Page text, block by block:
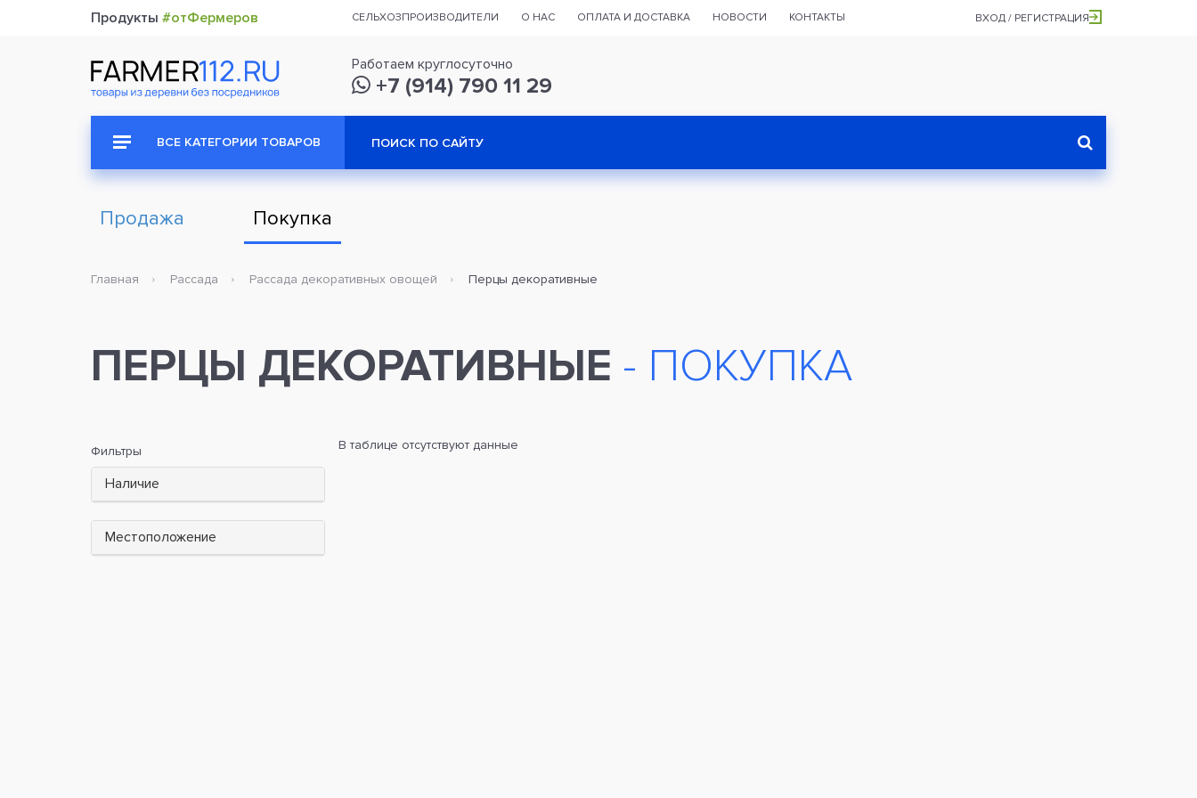
Продукты #отФермеров СЕЛЬХОЗПРОИЗВОДИТЕЛИ О НАС ОПЛАТА И ДОСТАВКА НОВОСТИ КОНТАКТЫ ВХОД / РЕГИСТРАЦИЯ
Работаем круглосуточно
+7 (914) 790 11 29
ВСЕ КАТЕГОРИИ ТОВАРОВ
Продажа Покупка
Главная Рассада Рассада декоративных овощей Перцы декоративные
ПЕРЦЫ ДЕКОРАТИВНЫЕ - ПОКУПКА
Фильтры
Наличие
Местоположение
В таблице отсутствуют данные